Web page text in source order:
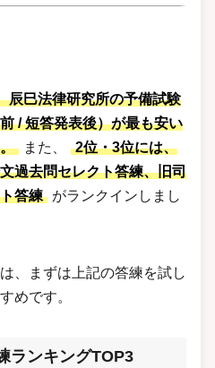
辰巳法律研究所の予備試験
/ 短答発表後）が最も安い
また、
2位・3位には、
過去問セレクト答練、旧司
答練
がランクインしまし
、まずは上記の答練を試し
めです。
ランキングTOP3